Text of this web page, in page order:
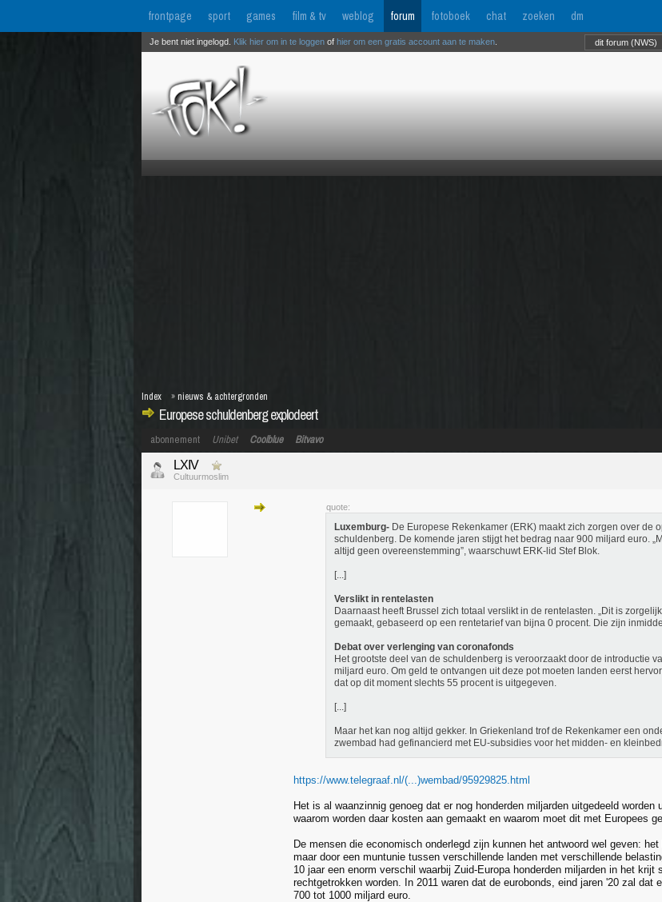
frontpage sport games film & tv weblog forum fotoboek chat zoeken dm
Je bent niet ingelogd. Klik hier om in te loggen of hier om een gratis account aan te maken
Europese schuldenberg explodeert
Index » nieuws & achtergronden
abonnement Unibet Coolblue Bitvavo
LXIV
Cultuurmoslim
quote:
Luxemburg- De Europese Rekenkamer (ERK) maakt zich zorgen over de
schuldenberg. De komende jaren stijgt het bedrag naar 900 miljard euro.
altijd geen overeenstemming”, waarschuwt ERK-lid Stef Blok.
[...]
Verslikt in rentelasten
Daarnaast heeft Brussel zich totaal verslikt in de rentelasten. „Dit is
gemaakt, gebaseerd op een rentetarief van bijna 0 procent. Die zijn
Debat over verlenging van coronafonds
Het grootste deel van de schuldenberg is veroorzaakt door de introductie
miljard euro. Om geld te ontvangen uit deze pot moeten landen eerst
dat op dit moment slechts 55 procent is uitgegeven.
[...]
Maar het kan nog altijd gekker. In Griekenland trof de Rekenkamer een
zwembad had gefinancierd met EU-subsidies voor het midden- en
https://www.telegraaf.nl/(...)wembad/95929825.html
Het is al waanzinnig genoeg dat er nog honderden miljarden uitgedeeld worden
waarom worden daar kosten aan gemaakt en waarom moet dit met Europees
De mensen die economisch onderlegd zijn kunnen het antwoord wel geven:
maar door een muntunie tussen verschillende landen met verschillende
10 jaar een enorm verschil waarbij Zuid-Europa honderden miljarden in het
rechtgetrokken worden. In 2011 waren dat de eurobonds, eind jaren '20 zal
700 tot 1000 miljard euro.